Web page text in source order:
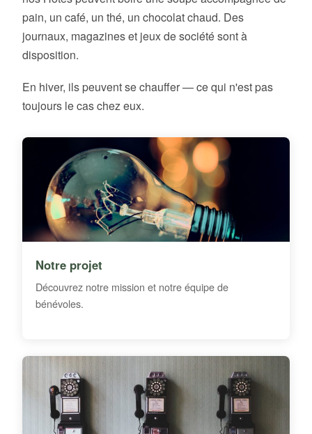
pain, un café, un thé, un chocolat chaud. Des
journaux, magazines et jeux de société sont à
disposition.
En hiver, ils peuvent se chauffer — ce qui n'est pas
toujours le cas chez eux.
Notre projet
Découvrez notre mission et notre équipe de
bénévoles.